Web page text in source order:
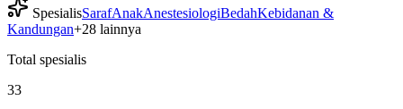
SpesialisSarafAnakAnestesiologiBedahKebidanan &
Kandungan+28 lainnya
Total spesialis
33